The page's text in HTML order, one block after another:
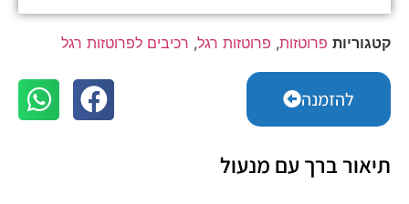
קטגוריות פרוטזות, פרוטזות רגל, רכיבים לפרוטזות רגל
להזמנה
תיאור ברך עם מנעול